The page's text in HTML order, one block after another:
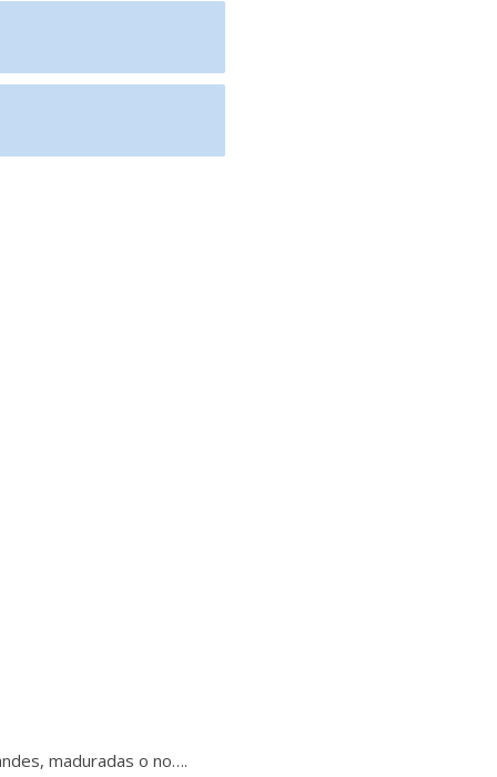
maduradas o no….